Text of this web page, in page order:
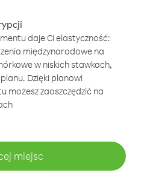
daje Ci elastyczność:
międzynarodowe na
w niskich stawkach,
Dzięki planowi
możesz zaoszczędzić na
miejsc